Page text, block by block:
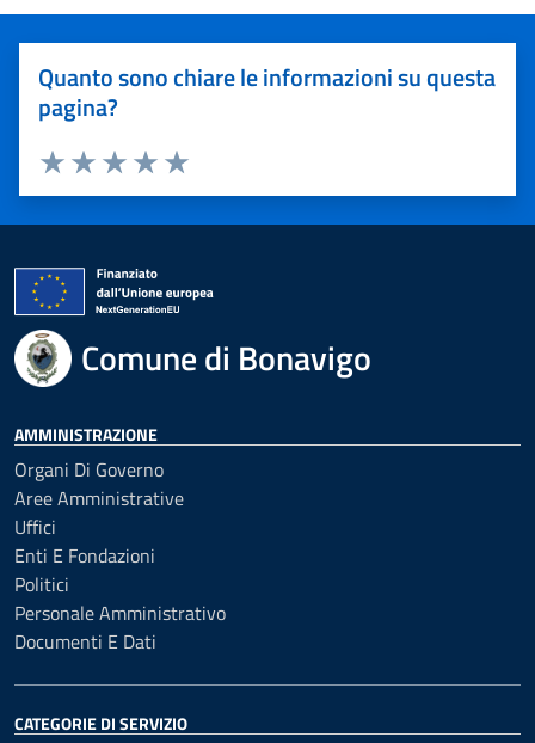
Quanto sono chiare le informazioni su questa
pagina?
Valuta 5 stelle su 5
Valuta 4 stelle su 5
Valuta 3 stelle su 5
Valuta 2 stelle su 5
Valuta 1 stelle su 5
Comune di Bonavigo
AMMINISTRAZIONE
Organi Di Governo
Aree Amministrative
Uffici
Enti E Fondazioni
Politici
Personale Amministrativo
Documenti E Dati
CATEGORIE DI SERVIZIO